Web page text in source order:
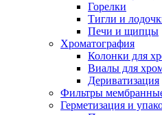
Горелки
Тигли и
Печи и щипцы
Хроматография
Колонки для
Виалы для
Дериватизация
Фильтры
Герметизация и